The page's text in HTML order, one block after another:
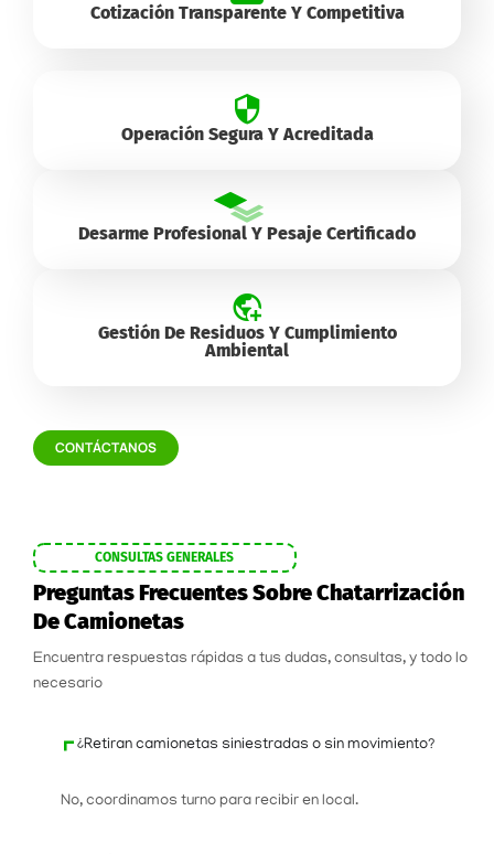
Cotización Transparente Y Competitiva
Operación Segura Y Acreditada
Desarme Profesional Y Pesaje Certificado
Gestión De Residuos Y Cumplimiento
Ambiental
CONTÁCTANOS
CONSULTAS GENERALES
Preguntas Frecuentes Sobre Chatarrización
De Camionetas
Encuentra respuestas rápidas a tus dudas, consultas, y todo lo
necesario
¿Retiran camionetas siniestradas o sin movimiento?
No, coordinamos turno para recibir en local.